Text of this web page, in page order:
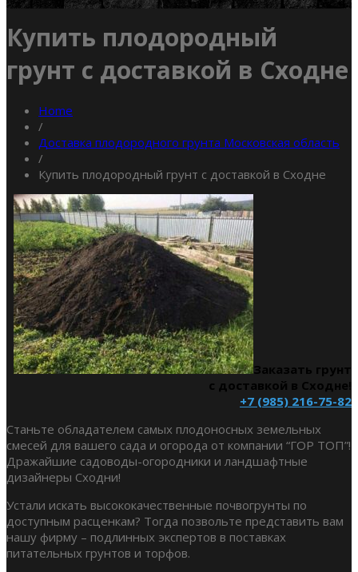
Купить плодородный
грунт с доставкой в Сходне
Home
/
Доставка плодородного грунта Московская область
/
Купить плодородный грунт с доставкой в Сходне
Заказать грунт
с доставкой в Сходне!
+7 (985) 216-75-82
Станьте обладателем самых плодоносных земельных
смесей для вашего сада и огорода от компании “ГОР ТОП”!
Дражайшие садоводы-огородники и ландшафтные
дизайнеры Сходни!
Устали искать высококачественные почвогрунты по
доступным расценкам? Тогда позвольте представить вам
нашу фирму – подлинных экспертов в поставках
питательных грунтов и торфов.